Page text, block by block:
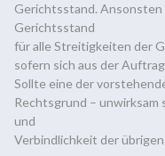
Gerichtsstand.
Gerichtsstand
für alle Streitigkeiten der
sofern sich aus der
Sollte eine der
Rechtsgrund – unwirksam
und
Verbindlichkeit der